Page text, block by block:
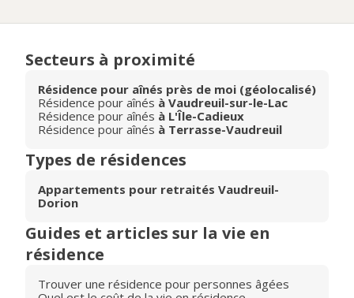
Secteurs à proximité
Résidence pour aînés près de moi (géolocalisé)
Résidence pour aînés à Vaudreuil-sur-le-Lac
Résidence pour aînés à L'Île-Cadieux
Résidence pour aînés à Terrasse-Vaudreuil
Types de résidences
Appartements pour retraités Vaudreuil-
Dorion
Guides et articles sur la vie en
résidence
Trouver une résidence pour personnes âgées